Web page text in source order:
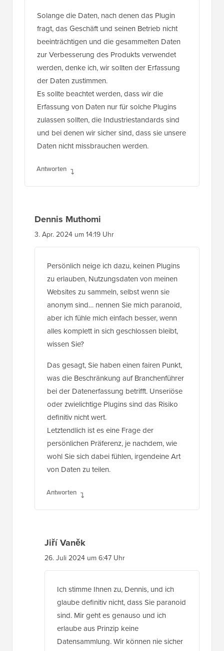
Solange die Daten, nach denen das Plugin
fragt, das Geschäft und seinen Betrieb nicht
beeinträchtigen und die gesammelten Daten
zur Verbesserung des Produkts verwendet
werden, denke ich, wir sollten der Erfassung
der Daten zustimmen.
Es sollte beachtet werden, dass wir die
Erfassung von Daten nur für solche Plugins
zulassen sollten, die Industriestandards sind
und bei denen wir sicher sind, dass sie unsere
Daten nicht missbrauchen werden.
Antworten
Dennis Muthomi
3. Apr. 2024 um 14:19 Uhr
Persönlich neige ich dazu, keinen Plugins
zu erlauben, Nutzungsdaten von meinen
Websites zu sammeln, selbst wenn sie
anonym sind… nennen Sie mich paranoid,
aber ich fühle mich einfach besser, wenn
alles komplett in sich geschlossen bleibt,
wissen Sie?
Das gesagt, Sie haben einen fairen Punkt,
was die Beschränkung auf Branchenführer
bei der Datenerfassung betrifft. Unseriöse
oder zwielichtige Plugins sind das Risiko
definitiv nicht wert.
Letztendlich ist es eine Frage der
persönlichen Präferenz, je nachdem, wie
wohl Sie sich dabei fühlen, irgendeine Art
von Daten zu teilen.
Antworten
Jiří Vaněk
26. Juli 2024 um 6:47 Uhr
Ich stimme Ihnen zu, Dennis, und ich
glaube definitiv nicht, dass Sie paranoid
sind. Mir geht es genauso und ich
erlaube aus Prinzip keine
Datensammlung. Wir können nie sicher